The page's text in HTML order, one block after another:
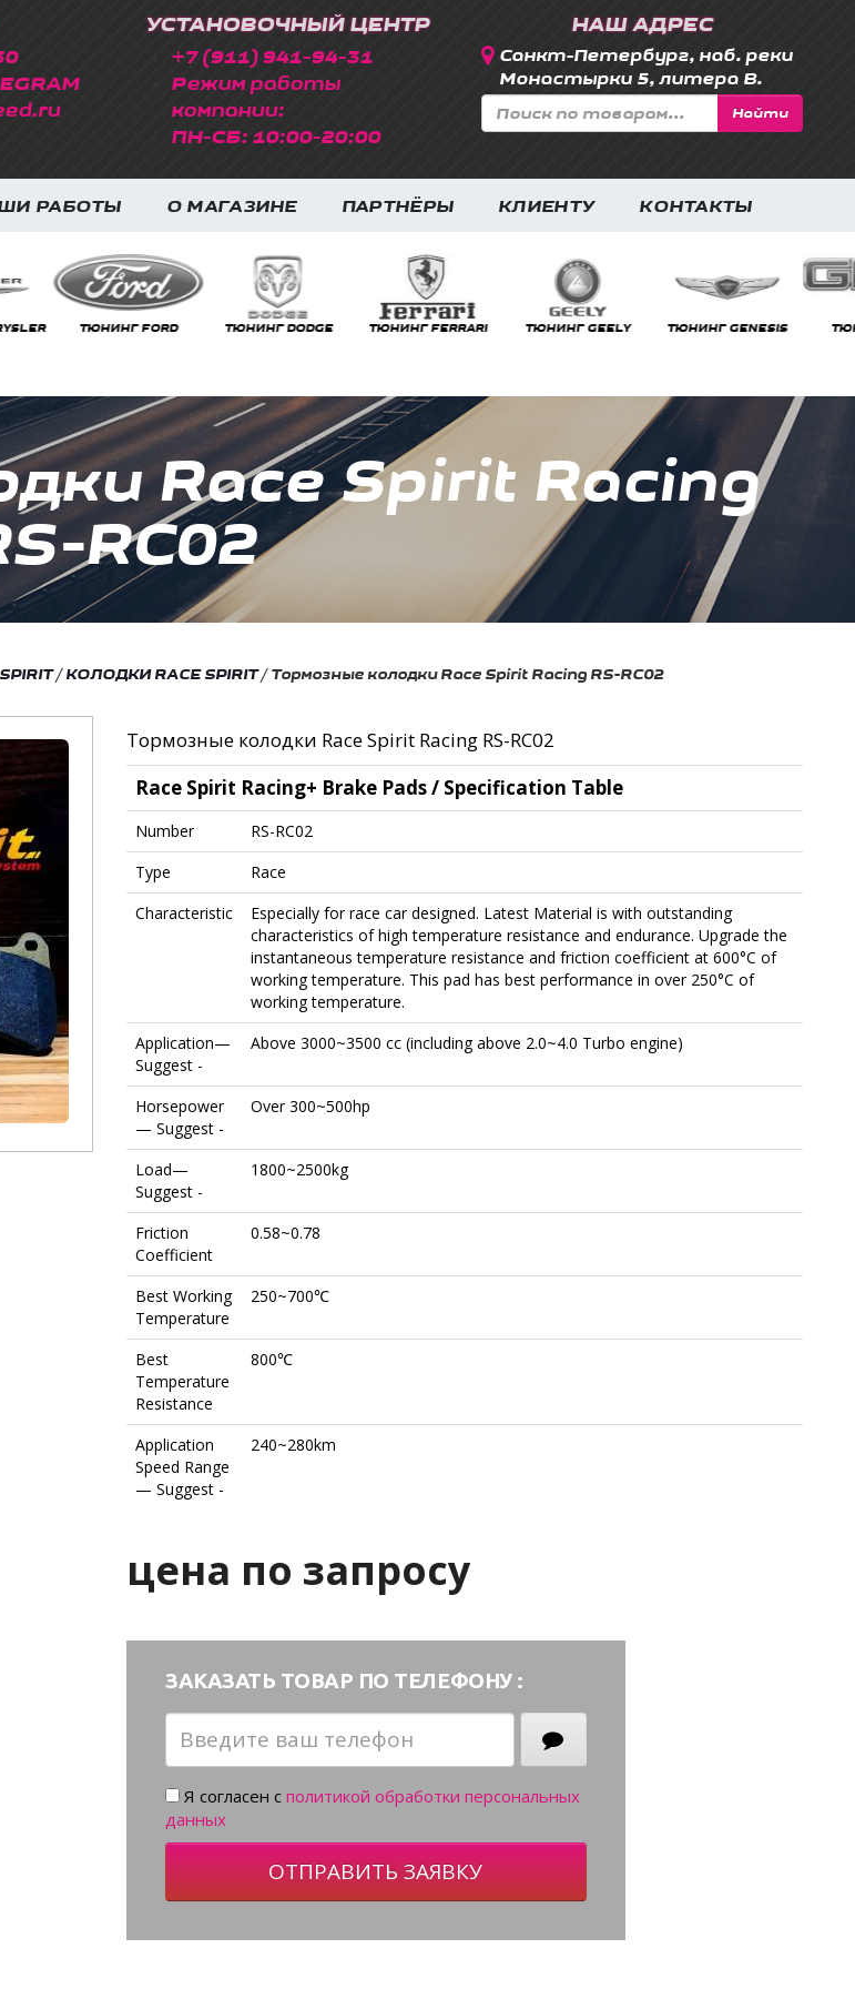
УСТАНОВОЧНЫЙ ЦЕНТР
+7 (911) 941-94-31
Режим работы
компании:
ПН-СБ: 10:00-20:00
НАШ АДРЕС
Санкт-Петербург, наб. реки
Монастырки 5, литера В.
Найти
РАБОТЫ О МАГАЗИНЕ ПАРТНЁРЫ КЛИЕНТУ КОНТАКТЫ
FORD ТЮНИНГ DODGE ТЮНИНГ FERRARI ТЮНИНГ GEELY ТЮНИНГ GENESIS ТЮНИНГ GMC
Race Spirit Racing
RC02
/КОЛОДКИ RACE SPIRIT /Тормозные колодки Race Spirit Racing RS-RC02
Тормозные колодки Race Spirit Racing RS-RC02
Race Spirit Racing+ Brake Pads / Specification Table
Number
RS-RC02
Type
Race
Characteristic
Especially for race car designed. Latest Material is with outstanding
characteristics of high temperature resistance and endurance. Upgrade the
instantaneous temperature resistance and friction coefficient at 600°C of
working temperature. This pad has best performance in over 250°C of
working temperature.
Application—
Suggest -
Above 3000~3500 cc (includingabove 2.0~4.0 Turbo engine)
Horsepower
— Suggest -
Over 300~500hp
Load—
Suggest -
1800~2500kg
Friction
Coefficient
0.58~0.78
Best Working
Temperature
250~700℃
Best
Temperature
Resistance
800℃
Application
Speed Range
— Suggest -
240~280km
цена по запросу
ЗАКАЗАТЬ ТОВАР ПО ТЕЛЕФОНУ :
Я согласен с политикой обработки персональных
данных
ОТПРАВИТЬ ЗАЯВКУ